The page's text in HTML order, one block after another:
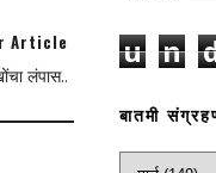
Article
लंपास..
u n
बातमी